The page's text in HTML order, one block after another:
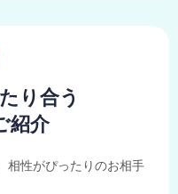
り合う
紹介
相性がぴったりのお相手